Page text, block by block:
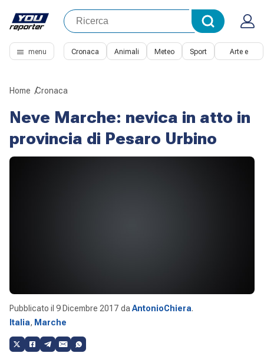
menu Cronaca Animali Meteo Sport Arte e
Home Cronaca
Neve Marche: nevica in atto in
provincia di Pesaro Urbino
Pubblicato il 9 Dicembre 2017 da AntonioChiera.
Italia, Marche